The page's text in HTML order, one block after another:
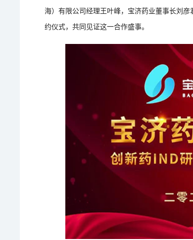
海）有限公司经理王叶峰，宝济药业董事长刘
约仪式，共同见证这一合作盛事。